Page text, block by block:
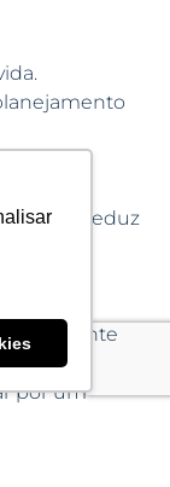
e reduz
altamente
por um